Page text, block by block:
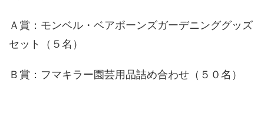
Ａ賞：モンベル・ベアボーンズガーデニンググッズ
セット（５名）
Ｂ賞：フマキラー園芸用品詰め合わせ（５０名）